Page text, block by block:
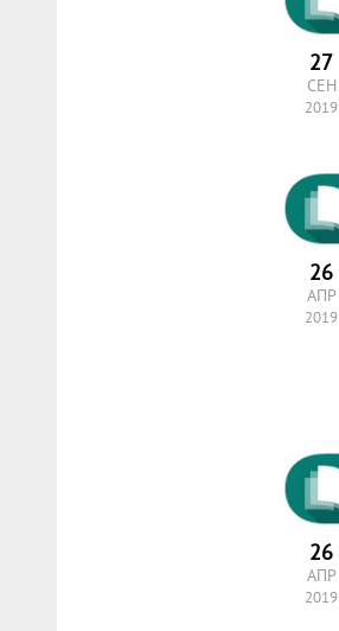
27
СЕН
2019
26
АПР
2019
26
АПР
2019